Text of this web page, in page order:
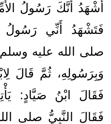
أَشْهَدُ أَنَّكَ رَسُولُ
فَتَشْهَدُ أَنِّي رَسُولُ
صلى الله عليه
وَبِرَسُولِهِ، ثُمَّ قَالَ
فَقَالَ ابْنُ صَيَّادٍ‏:‏
فَقَالَ النَّبِيُّ صلى